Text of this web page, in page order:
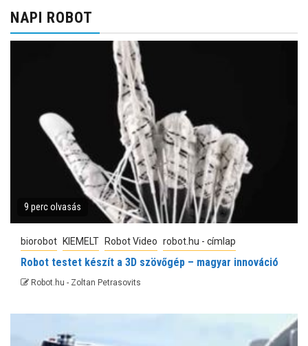
NAPI ROBOT
9 perc olvasás
biorobot KIEMELT Robot Video robot.hu - címlap
Robot testet készít a 3D szövőgép – magyar innováció
Robot.hu - Zoltan Petrasovits